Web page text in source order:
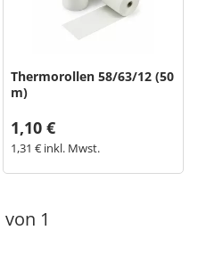
Thermorollen 58/63/12 (50
m)
1,10 €
1,31 € inkl. Mwst.
1